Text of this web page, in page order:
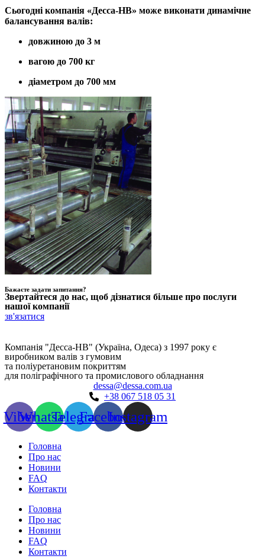
Сьогодні компанія «Десса-НВ» може виконати динамічне
балансування валів:
довжиною до 3 м
вагою до 700 кг
діаметром до 700 мм
Бажаєте задати запитання?
Звертайтеся до нас, щоб дізнатися більше про послуги
нашої компанії
зв'язатися
Компанія "Десса-НВ" (Україна, Одеса) з 1997 року є
виробником валів з гумовим
та поліуретановим покриттям
для поліграфічного та промислового обладнання
dessa@dessa.com.ua
+38 067 518 05 31
ViberWhatsappTelegramFacebookInstagram
Головна
Про нас
Новини
FAQ
Контакти
Головна
Про нас
Новини
FAQ
Контакти